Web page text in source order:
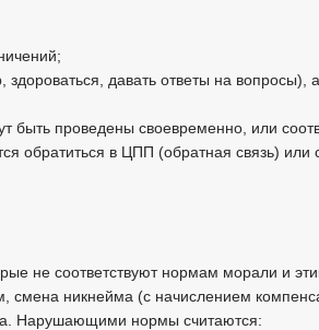
давать ответы на вопросы), а
быть проведены своевременно, или
обратиться в ЦПП (обратная связь) или
не соответствуют нормам морали и
смена никнейма (с начислением
Нарушающими нормы считаются: